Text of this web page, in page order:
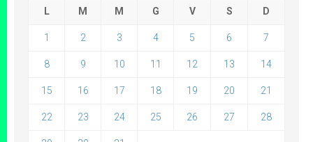
L M M G V S D
1 2 3 4 5 6 7
8 9 10 11 12 13 14
15 16 17 18 19 20 21
22 23 24 25 26 27 28